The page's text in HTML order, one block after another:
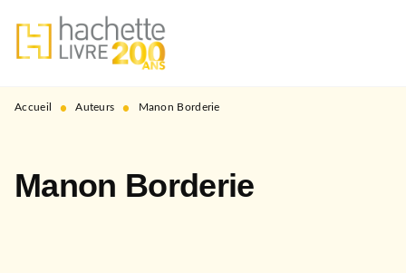
MENU RECHERCHE
PIED DE PAGE
Accueil • Auteurs • Manon Borderie
Manon Borderie